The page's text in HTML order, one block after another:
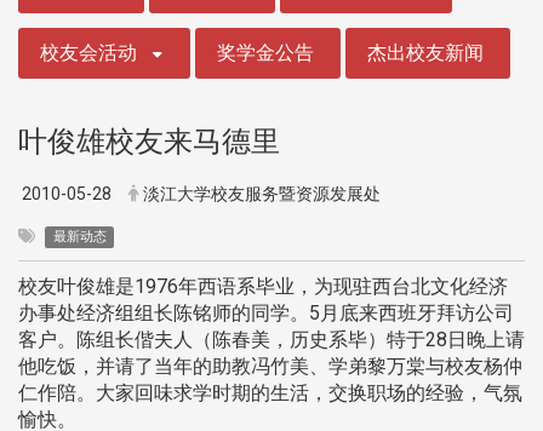
校友会活动 奖学金公告 杰出校友新闻
叶俊雄校友来马德里
2010-05-28 淡江大学校友服务暨资源发展处
最新动态
校友叶俊雄是1976年西语系毕业，为现驻西台北文化经济
办事处经济组组长陈铭师的同学。5月底来西班牙拜访公司
客户。陈组长偕夫人（陈春美，历史系毕）特于28日晚上请
他吃饭，并请了当年的助教冯竹美、学弟黎万棠与校友杨仲
仁作陪。大家回味求学时期的生活，交换职场的经验，气氛
愉快。